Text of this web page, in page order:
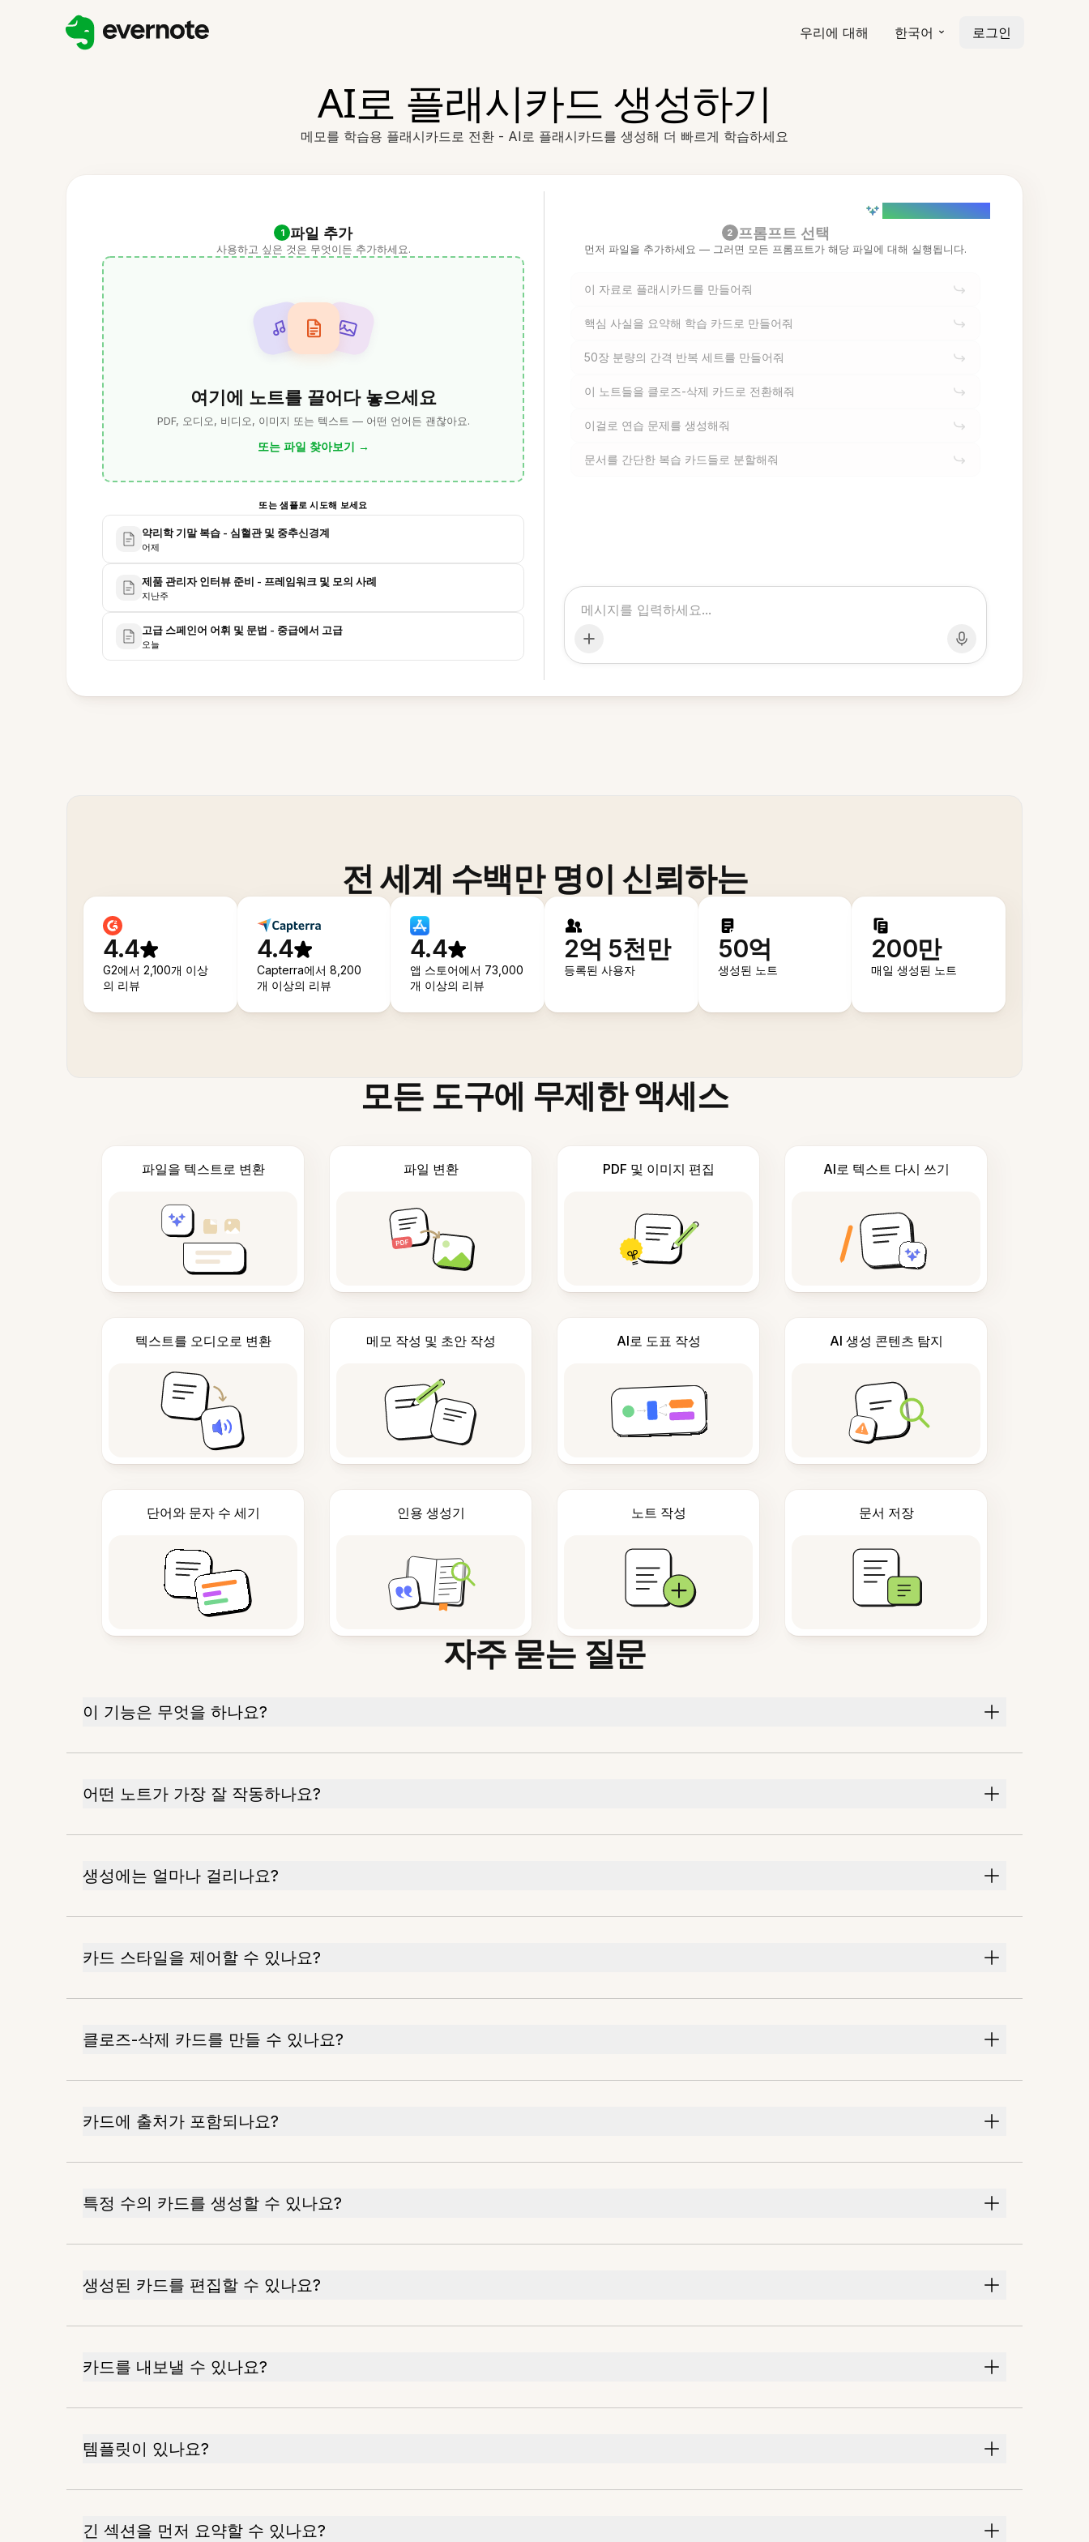
우리에 대해 한국어 로그인
AI로 플래시카드 생성하기
메모를 학습용 플래시카드로 전환 - AI로 플래시카드를 생성해 더 빠르게 학습하세요
1 파일 추가
사용하고 싶은 것은 무엇이든 추가하세요.
여기에 노트를 끌어다 놓으세요
PDF, 오디오, 비디오, 이미지 또는 텍스트 — 어떤 언어든 괜찮아요.
또는 파일 찾아보기 →
또는 샘플로 시도해 보세요
약리학 기말 복습 - 심혈관 및 중추신경계
어제
제품 관리자 인터뷰 준비 - 프레임워크 및 모의 사례
지난주
고급 스페인어 어휘 및 문법 - 중급에서 고급
오늘
2 프롬프트 선택
먼저 파일을 추가하세요 — 그러면 모든 프롬프트가 해당 파일에 대해 실행됩니다.
이 자료로 플래시카드를 만들어줘
핵심 사실을 요약해 학습 카드로 만들어줘
50장 분량의 간격 반복 세트를 만들어줘
이 노트들을 클로즈-삭제 카드로 전환해줘
이걸로 연습 문제를 생성해줘
문서를 간단한 복습 카드들로 분할해줘
전 세계 수백만 명이 신뢰하는
4.4
G2에서 2,100개 이상
의 리뷰
4.4
Capterra에서 8,200
개 이상의 리뷰
4.4
앱 스토어에서 73,000
개 이상의 리뷰
2억 5천만
등록된 사용자
50억
생성된 노트
200만
매일 생성된 노트
모든 도구에 무제한 액세스
파일을 텍스트로 변환 파일 변환 PDF 및 이미지 편집 AI로 텍스트 다시 쓰기
텍스트를 오디오로 변환 메모 작성 및 초안 작성 AI로 도표 작성 AI 생성 콘텐츠 탐지
단어와 문자 수 세기 인용 생성기 노트 작성 문서 저장
자주 묻는 질문
이 기능은 무엇을 하나요?
어떤 노트가 가장 잘 작동하나요?
생성에는 얼마나 걸리나요?
카드 스타일을 제어할 수 있나요?
클로즈-삭제 카드를 만들 수 있나요?
카드에 출처가 포함되나요?
특정 수의 카드를 생성할 수 있나요?
생성된 카드를 편집할 수 있나요?
카드를 내보낼 수 있나요?
템플릿이 있나요?
긴 섹션을 먼저 요약할 수 있나요?